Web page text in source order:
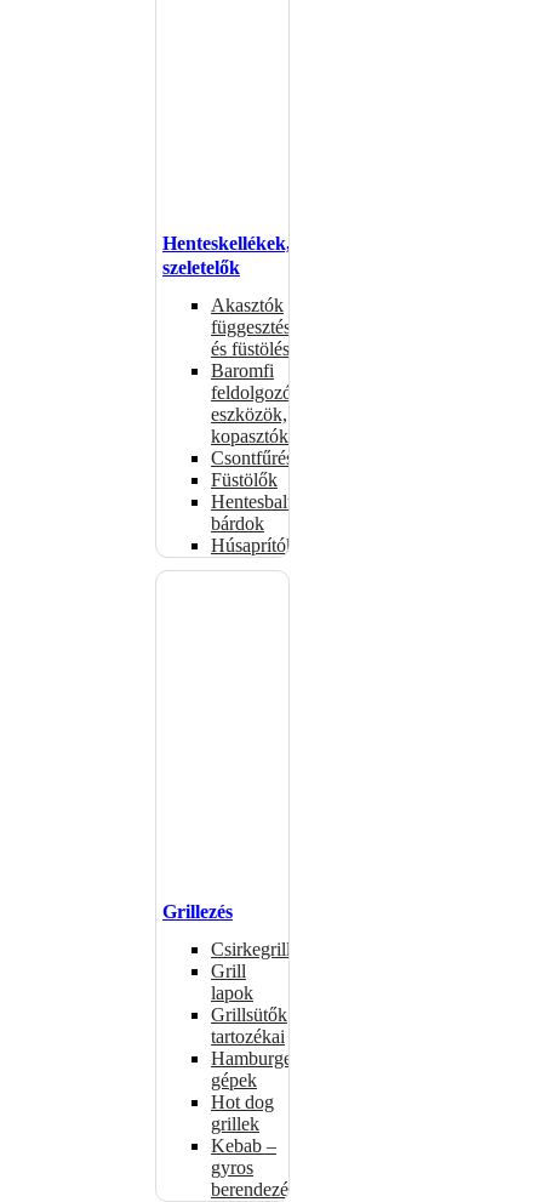
Henteskellékek,
szeletelők
Akasztók
függesztéshez
és füstöléshez
Baromfi
feldolgozó
eszközök,
kopasztók
Csontfűrészek
Füstölők
Hentesbalták,
bárdok
Húsaprítók
Grillezés
Csirkegrillek
Grill
lapok
Grillsütők
tartozékai
Hamburgerformázó
gépek
Hot dog
grillek
Kebab –
gyros
berendezés